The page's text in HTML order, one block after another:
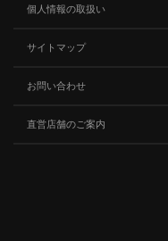
個人情報の取扱い
サイトマップ
お問い合わせ
直営店舗のご案内